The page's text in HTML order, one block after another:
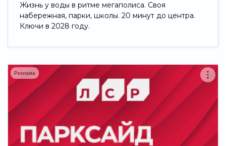
Жизнь у воды в ритме мегаполиса. Своя
набережная, парки, школы. 20 минут до центра.
Ключи в 2028 году.
Реклама